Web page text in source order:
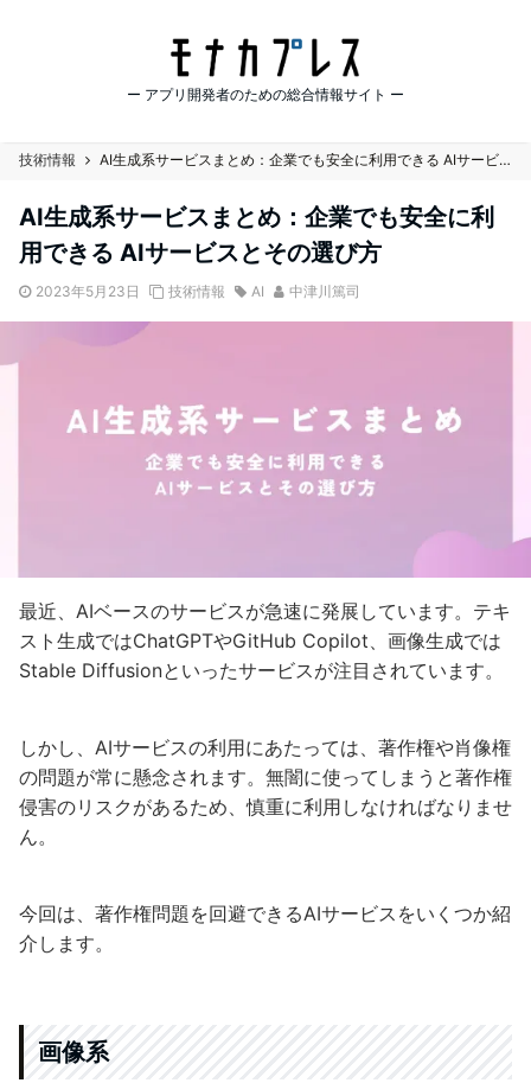
ー アプリ開発者のための総合情報サイト ー
技術情報 AI生成系サービスまとめ：企業でも安全に利用できる AIサービスとその選び方
AI生成系サービスまとめ：企業でも安全に利
用できる AIサービスとその選び方
2023年5月23日 技術情報 AI 中津川篤司
最近、AIベースのサービスが急速に発展しています。テキ
スト生成ではChatGPTやGitHub Copilot、画像生成では
Stable Diffusionといったサービスが注目されています。
しかし、AIサービスの利用にあたっては、著作権や肖像権
の問題が常に懸念されます。無闇に使ってしまうと著作権
侵害のリスクがあるため、慎重に利用しなければなりませ
ん。
今回は、著作権問題を回避できるAIサービスをいくつか紹
介します。
画像系